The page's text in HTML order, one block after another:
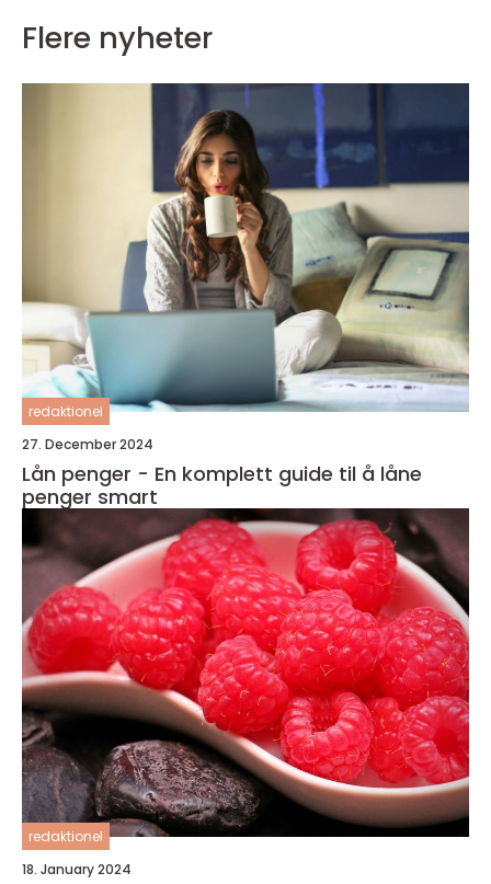
Flere nyheter
redaktionel
27. December 2024
Lån penger - En komplett guide til å låne
penger smart
redaktionel
18. January 2024